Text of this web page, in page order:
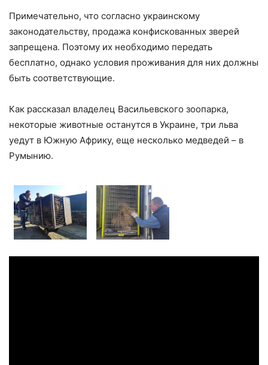
Примечательно, что согласно украинскому
законодательству, продажа конфискованных зверей
запрещена. Поэтому их необходимо передать
бесплатно, однако условия проживания для них должны
быть соответствующие.
Как рассказал владелец Васильевского зоопарка,
некоторые животные останутся в Украине, три льва
уедут в Южную Африку, еще несколько медведей – в
Румынию.